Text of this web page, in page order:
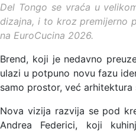
Del Tongo se vraća u
dizajna, i to kroz premijerno
na EuroCucina 2026.
Brend, koji je nedavno
ulazi u potpuno novu fazu
samo prostor, već
Nova vizija razvija se pod
Andrea Federici, koji